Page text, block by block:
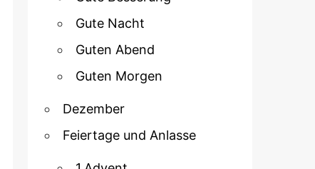
Gute Nacht
Guten Abend
Guten Morgen
Dezember
Feiertage und Anlasse